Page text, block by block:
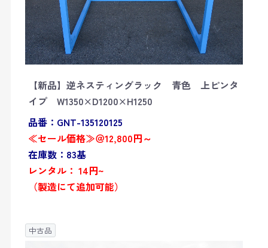
【新品】逆ネスティングラック 青色 上ピンタ
イプ W1350×D1200×H1250
品番：GNT-135120125
≪セール価格≫＠12,800円～
在庫数：83基
レンタル： 14円~
（製造にて追加可能）
中古品